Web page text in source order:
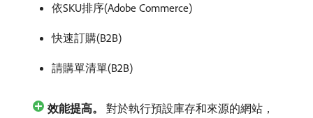
依SKU排序(Adobe Commerce)
快速訂購(B2B)
請購單清單(B2B)
效能提高。
對於執行預設庫存和來源的網站，